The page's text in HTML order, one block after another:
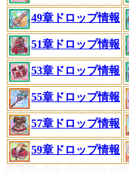
49章ドロップ情報
51章ドロップ情報
53章ドロップ情報
55章ドロップ情報
57章ドロップ情報
59章ドロップ情報